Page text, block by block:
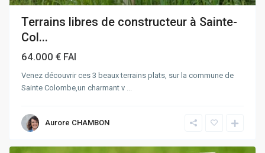
Terrains libres de constructeur à Sainte-
Col...
64.000 € FAI
Venez découvrir ces 3 beaux terrains plats, sur la commune de
Sainte Colombe,un charmant v
Aurore CHAMBON